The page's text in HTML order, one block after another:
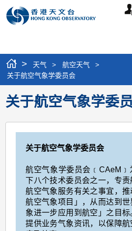
个
> 天气 > 航空天气
>
关于航空气象学委员会
关于航空气象学委
关于航空气象学委员会
航空气象学委员会
下八个技术委员会之一，专
航空气象服务有关之事宜，
航空气象项目」，从而达到
象进一步应用到航空」之目
提供业务气象资讯，以保障